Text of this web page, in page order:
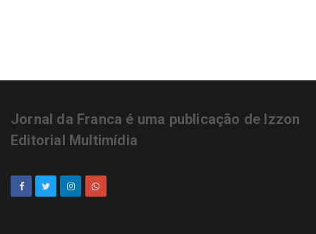
Jornal da Franca é uma publicação de Izzon
Editorial Multimídia